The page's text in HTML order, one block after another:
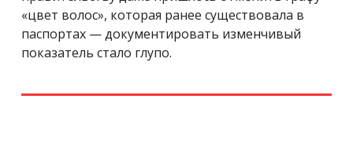
«цвет волос», которая ранее существовала в
паспортах — документировать изменчивый
показатель стало глупо.